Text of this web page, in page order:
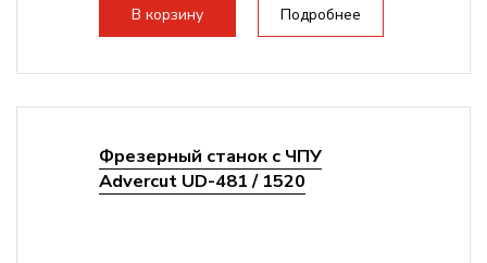
В корзину Подробнее
Фрезерный станок с ЧПУ
Advercut UD-481 / 1520